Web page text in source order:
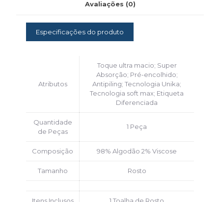
Avaliações (0)
Especificações do produto
Atributos
Toque ultra macio; Super
Absorção; Pré-encolhido;
Antipiling; Tecnologia Unika;
Tecnologia soft max; Etiqueta
Diferenciada
Quantidade
de Peças
1 Peça
Composição 98% Algodão 2% Viscose
Tamanho Rosto
Itens Inclusos 1 Toalha de Rosto